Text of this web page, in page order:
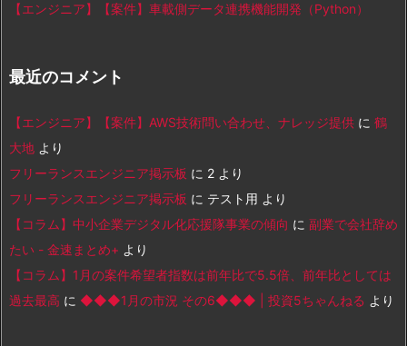
【エンジニア】【案件】車載側データ連携機能開発（Python）
最近のコメント
【エンジニア】【案件】AWS技術問い合わせ、ナレッジ提供 に 鶴
大地 より
フリーランスエンジニア掲示板 に 2 より
フリーランスエンジニア掲示板 に テスト用 より
【コラム】中小企業デジタル化応援隊事業の傾向 に 副業で会社辞め
たい - 金速まとめ+ より
【コラム】1月の案件希望者指数は前年比で5.5倍、前年比としては
過去最高 に ◆◆◆1月の市況 その6◆◆◆ | 投資5ちゃんねる より